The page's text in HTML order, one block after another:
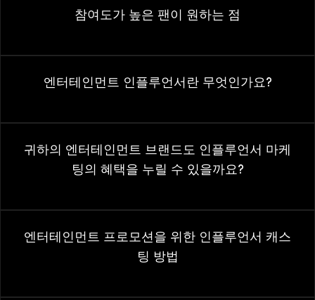
참여도가 높은 팬이 원하는 점
엔터테인먼트 인플루언서란 무엇인가요?
귀하의 엔터테인먼트 브랜드도 인플루언서 마케
팅의 혜택을 누릴 수 있을까요?
엔터테인먼트 프로모션을 위한 인플루언서 캐스
팅 방법